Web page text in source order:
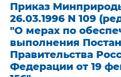
Приказ
26.03.1996 N 109
"О мерах по
выполнения
Правительства
Федерации от 19